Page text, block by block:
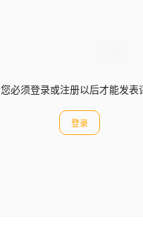
您必须登录或注册以后才能发表
登录